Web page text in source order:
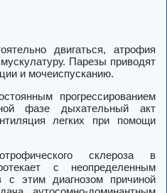
двигаться, атрофия
Парезы приводят
и мочеиспусканию.
прогрессированием
фазе дыхательный акт
легких при помощи
склероза в
с неопределенным
с этим диагнозом причиной